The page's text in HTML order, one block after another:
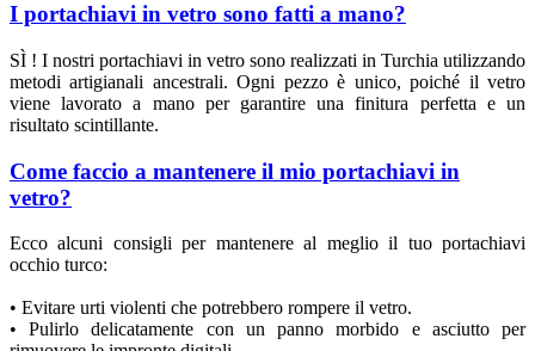
I portachiavi in vetro sono fatti a mano?
SÌ ! I nostri portachiavi in vetro sono realizzati in Turchia utilizzando
metodi artigianali ancestrali. Ogni pezzo è unico, poiché il vetro
viene lavorato a mano per garantire una finitura perfetta e un
risultato scintillante.
Come faccio a mantenere il mio portachiavi in
vetro?
Ecco alcuni consigli per mantenere al meglio il tuo portachiavi
occhio turco:
• Evitare urti violenti che potrebbero rompere il vetro.
• Pulirlo delicatamente con un panno morbido e asciutto per